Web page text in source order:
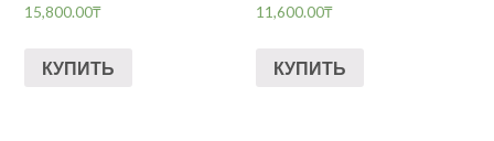
15,800.00₸
КУПИТЬ
11,600.00₸
КУПИТЬ